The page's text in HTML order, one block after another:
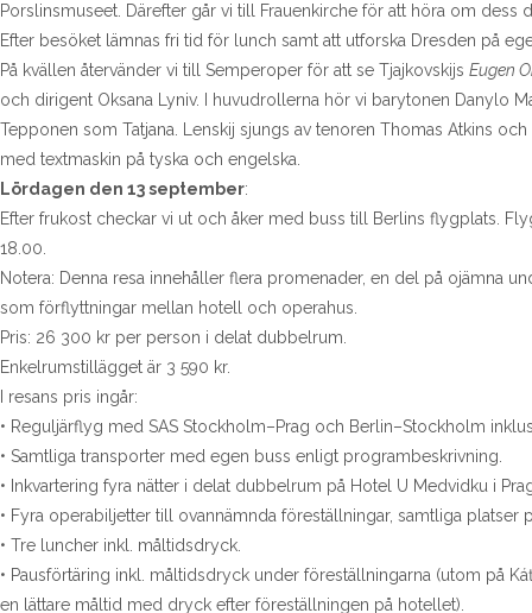
Porslinsmuseet. Därefter går vi till Frauenkirche för att höra om dess
Efter besöket lämnas fri tid för lunch samt att utforska Dresden på
På kvällen återvänder vi till Semperoper för att se Tjajkovskijs Eugen
och dirigent Oksana Lyniv. I huvudrollerna hör vi barytonen Danylo
Tepponen som Tatjana. Lenskij sjungs av tenoren Thomas Atkins
med textmaskin på tyska och engelska.
Lördagen den 13 september:
Efter frukost checkar vi ut och åker med buss till Berlins flygplats.
18.00.
Notera: Denna resa innehåller flera promenader, en del på ojämna
som förflyttningar mellan hotell och operahus.
Pris: 26 300 kr per person i delat dubbelrum.
Enkelrumstillägget är 3 590 kr.
I resans pris ingår:
• Reguljärflyg med SAS Stockholm–Prag och Berlin–Stockholm
• Samtliga transporter med egen buss enligt programbeskrivning.
• Inkvartering fyra nätter i delat dubbelrum på Hotel U Medvidku i
• Fyra operabiljetter till ovannämnda föreställningar, samtliga platser
• Tre luncher inkl. måltidsdryck.
• Pausförtäring inkl. måltidsdryck under föreställningarna (utom på
en lättare måltid med dryck efter föreställningen på hotellet).